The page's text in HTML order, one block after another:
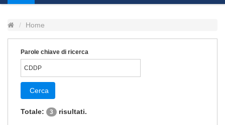
Home
Parole chiave di ricerca
Cerca
Totale: 3 risultati.